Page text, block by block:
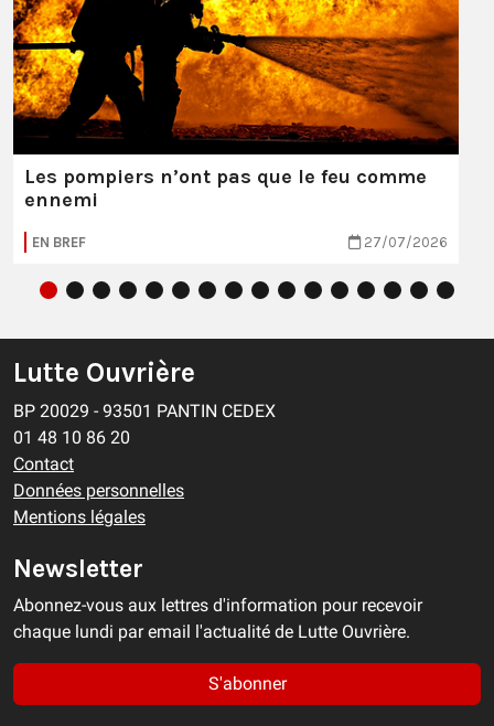
Les pompiers n’ont pas que le feu comme
ennemi
EN BREF 27/07/2026
Lutte Ouvrière
BP 20029 - 93501 PANTIN CEDEX
01 48 10 86 20
Contact
Données personnelles
Mentions légales
Newsletter
Abonnez-vous aux lettres d'information pour recevoir
chaque lundi par email l'actualité de Lutte Ouvrière.
S'abonner